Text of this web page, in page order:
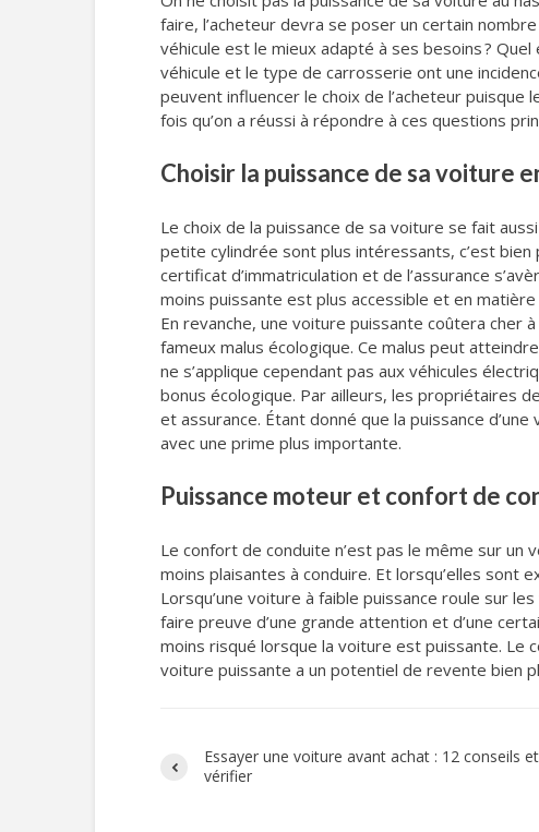
faire, l’acheteur devra se poser un certain
véhicule est le mieux adapté à ses besoins ?
véhicule et le type de carrosserie ont une
peuvent influencer le choix de l’acheteur
fois qu’on a réussi à répondre à ces questions
Choisir la puissance de sa voiture
Le choix de la puissance de sa voiture se fait
petite cylindrée sont plus intéressants, c’est
certificat d’immatriculation et de l’assurance
moins puissante est plus accessible et en
En revanche, une voiture puissante coûtera cher
fameux malus écologique. Ce malus peut
ne s’applique cependant pas aux véhicules
bonus écologique. Par ailleurs, les propriétaires
et assurance. Étant donné que la puissance
avec une prime plus importante.
Puissance moteur et confort de
Le confort de conduite n’est pas le même sur
moins plaisantes à conduire. Et lorsqu’elles
Lorsqu’une voiture à faible puissance roule sur
faire preuve d’une grande attention et d’une
moins risqué lorsque la voiture est puissante. Le
voiture puissante a un potentiel de revente bien
Essayer une voiture avant achat : 12 conseils
vérifier